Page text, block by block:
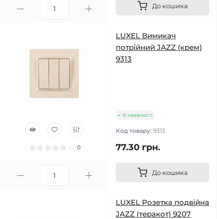
До кошика
0
LUXEL Вимикач
потрійний JAZZ (крем)
9313
В наявності
Код товару: 9313
77.30 грн.
До кошика
LUXEL Розетка подвійна
JAZZ (теракот) 9207